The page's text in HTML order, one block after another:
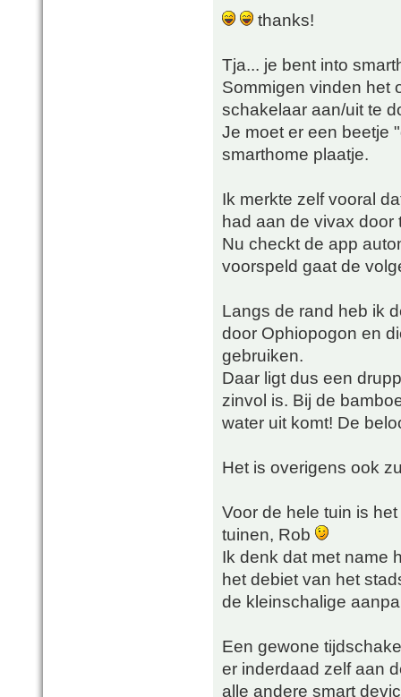
thanks!
Tja... je bent into
Sommigen vinden het
schakelaar aan/uit te
Je moet er een beetje
smarthome plaatje.
Ik merkte zelf vooral
had aan de vivax door
Nu checkt de app
voorspeld gaat de
Langs de rand heb ik
door Ophiopogon en
gebruiken.
Daar ligt dus een
zinvol is. Bij de
water uit komt! De
Het is overigens ook
Voor de hele tuin is
tuinen, Rob
Ik denk dat met name
het debiet van het
de kleinschalige
Een gewone
er inderdaad zelf aan
alle andere smart